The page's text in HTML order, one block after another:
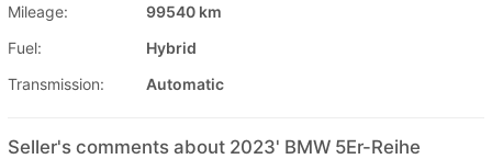
Mileage:
99540 km
Fuel:
Hybrid
Transmission:
Automatic
Seller's comments about 2023' BMW 5Er-Reihe